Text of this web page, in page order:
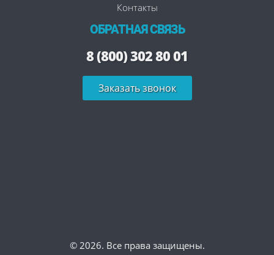
Контакты
ОБРАТНАЯ СВЯЗЬ
8 (800) 302 80 01
Заказать звонок
© 2026. Все права защищены.